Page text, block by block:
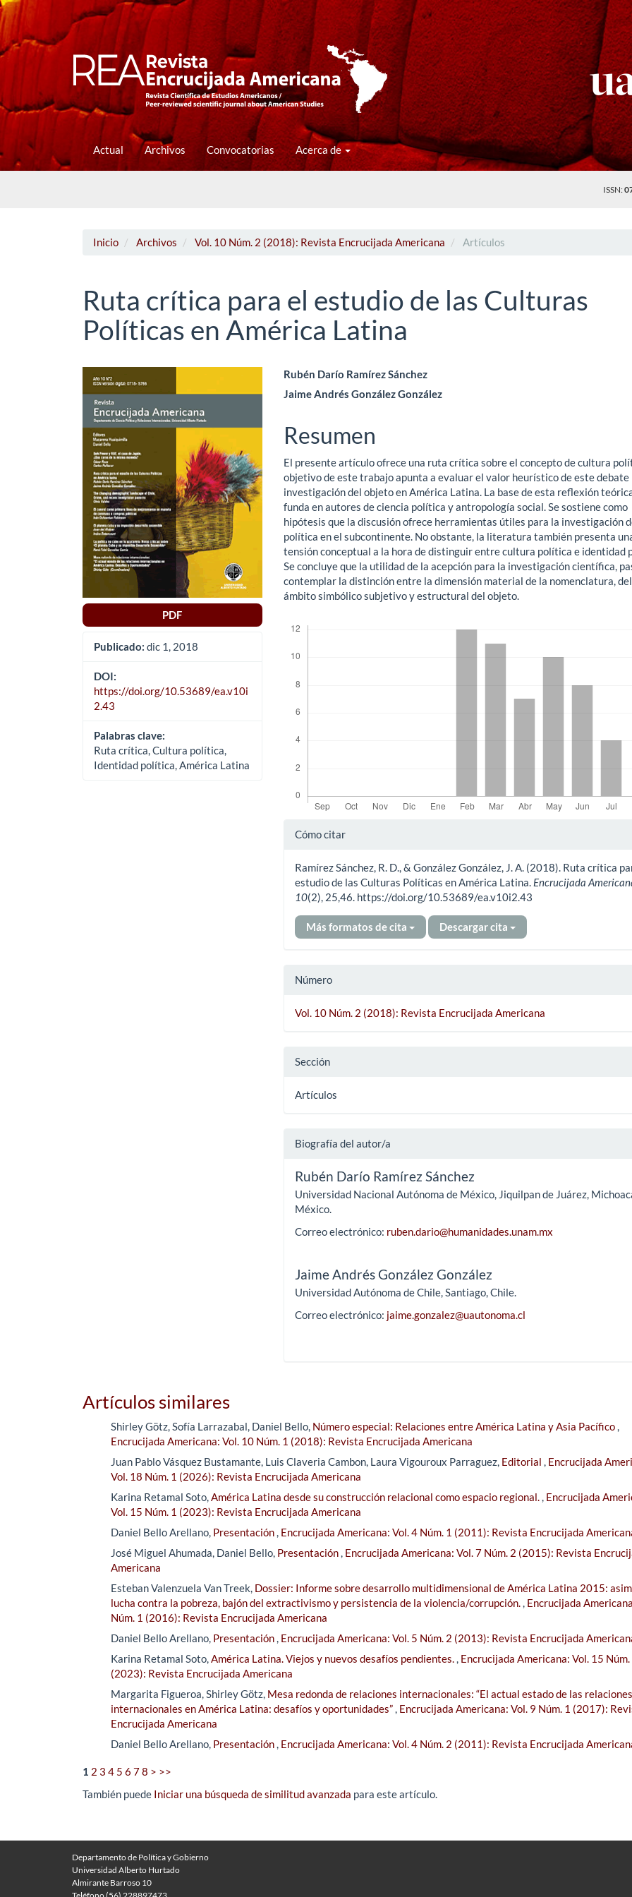
Navegación
Contenido
principal
Barra
Actual Archivos Convocatorias Acerca de
ISSN:
Inicio Archivos Vol. 10 Núm. 2 (2018): Revista Encrucijada Americana Artículos
Ruta crítica para el estudio de las Culturas
Políticas en América Latina
Barra
lateral
del
artículo
PDF
Publicado: dic 1, 2018
DOI:
https://doi.org/10.53689/ea.v10i
2.43
Palabras clave:
Ruta crítica, Cultura política,
Identidad política, América Latina
Contenido
principal
del
artículo
Rubén Darío Ramírez Sánchez
Jaime Andrés González González
Resumen
El presente artículo ofrece una ruta crítica sobre el concepto de cultura
objetivo de este trabajo apunta a evaluar el valor heurístico de este debate
investigación del objeto en América Latina. La base de esta reflexión
funda en autores de ciencia política y antropología social. Se sostiene como
hipótesis que la discusión ofrece herramientas útiles para la investigación
política en el subcontinente. No obstante, la literatura también presenta
tensión conceptual a la hora de distinguir entre cultura política e identidad
Se concluye que la utilidad de la acepción para la investigación científica,
contemplar la distinción entre la dimensión material de la nomenclatura, del
ámbito simbólico subjetivo y estructural del objeto.
Detalles
artículo
Cómo citar
Ramírez Sánchez, R. D., & González González, J. A. (2018). Ruta crítica
estudio de las Culturas Políticas en América Latina. Encrucijada
10(2), 25,46. https://doi.org/10.53689/ea.v10i2.43
Más formatos de cita Descargar cita
Número
Vol. 10 Núm. 2 (2018): Revista Encrucijada Americana
Sección
Artículos
Biografía del autor/a
Rubén Darío Ramírez Sánchez
Universidad Nacional Autónoma de México, Jiquilpan de Juárez,
México.
Correo electrónico: ruben.dario@humanidades.unam.mx
Jaime Andrés González González
Universidad Autónoma de Chile, Santiago, Chile.
Correo electrónico: jaime.gonzalez@uautonoma.cl
Artículos similares
Shirley Götz, Sofía Larrazabal, Daniel Bello, Número especial: Relaciones entre América Latina y Asia Pacífico
Encrucijada Americana: Vol. 10 Núm. 1 (2018): Revista Encrucijada Americana
Juan Pablo Vásquez Bustamante, Luis Claveria Cambon, Laura Vigouroux Parraguez, Editorial
Encrucijada
Vol. 18 Núm. 1 (2026): Revista Encrucijada Americana
Karina Retamal Soto, América Latina desde su construcción relacional como espacio regional.
Encrucijada
Vol. 15 Núm. 1 (2023): Revista Encrucijada Americana
Daniel Bello Arellano, Presentación Encrucijada Americana: Vol. 4 Núm. 1 (2011): Revista Encrucijada
José Miguel Ahumada, Daniel Bello, Presentación Encrucijada Americana: Vol. 7 Núm. 2 (2015): Revista
Americana
Esteban Valenzuela Van Treek, Dossier: Informe sobre desarrollo multidimensional de América Latina 2015:
lucha contra la pobreza, bajón del extractivismo y persistencia de la violencia/corrupción.
Encrucijada
Núm. 1 (2016): Revista Encrucijada Americana
Daniel Bello Arellano, Presentación Encrucijada Americana: Vol. 5 Núm. 2 (2013): Revista Encrucijada
Karina Retamal Soto, América Latina. Viejos y nuevos desafíos pendientes.
Encrucijada Americana: Vol. 15 Núm.
(2023): Revista Encrucijada Americana
Margarita Figueroa, Shirley Götz, Mesa redonda de relaciones internacionales: “El actual estado de las relaciones
internacionales en América Latina: desafíos y oportunidades” Encrucijada Americana: Vol. 9 Núm. 1 (2017):
Encrucijada Americana
Daniel Bello Arellano, Presentación Encrucijada Americana: Vol. 4 Núm. 2 (2011): Revista Encrucijada
1 2 3 4 5 6 78 > >>
También puede Iniciar una búsqueda de similitud avanzada para este artículo.
Departamento de Política y Gobierno
Universidad Alberto Hurtado
Almirante Barroso 10